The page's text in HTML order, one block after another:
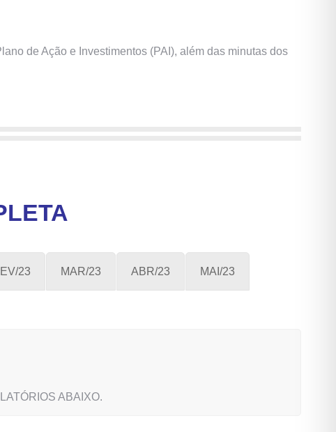
de Ação e Investimentos (PAI), além das minutas dos
23 MAR/23 ABR/23 MAI/23
ABAIXO.